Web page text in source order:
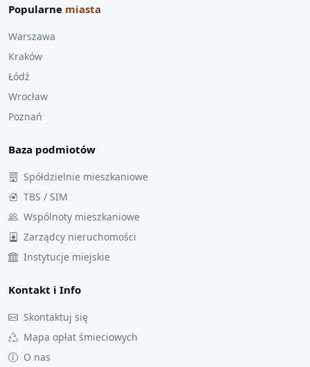
Popularne miasta
Warszawa
Kraków
Łódź
Wrocław
Poznań
Baza podmiotów
Spółdzielnie mieszkaniowe
TBS / SIM
Wspólnoty mieszkaniowe
Zarządcy nieruchomości
Instytucje miejskie
Kontakt i Info
Skontaktuj się
Mapa opłat śmieciowych
O nas